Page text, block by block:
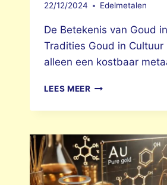
22/12/2024 Edelmetalen
De Betekenis van Goud
Tradities Goud in Cultuur
alleen een kostbaar
LEES MEERGOUD
CULTUUR